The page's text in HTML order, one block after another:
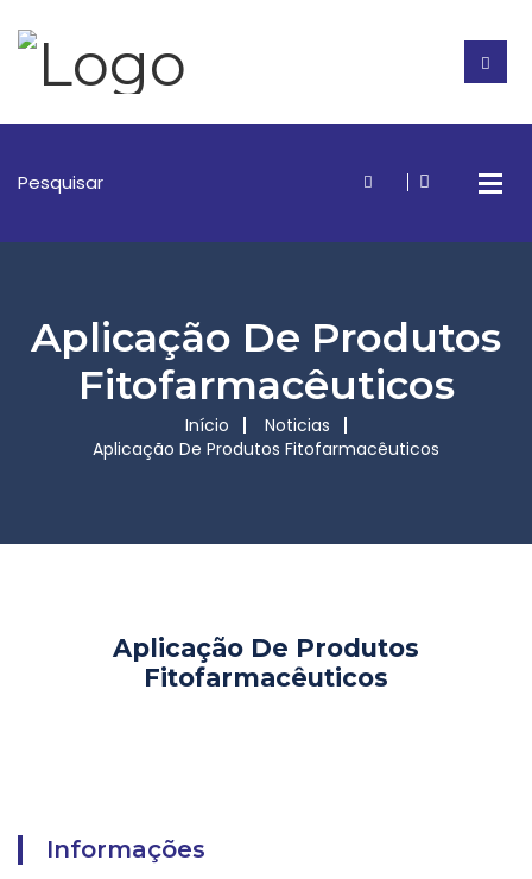
Aplicação De Produtos
Fitofarmacêuticos
Início
Noticias
Aplicação De Produtos Fitofarmacêuticos
Aplicação De Produtos
Fitofarmacêuticos
Informações